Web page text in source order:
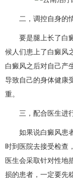
二，调控自身的
要是腿上长了白癜
候人们患上了白癜风
白癜风之后对自己产
导致自己的身体健康
重。
三，配合医生进
如果说白癜风患者
时到医院去接受检查
医生会采取针对性地
损的患者，一定要先